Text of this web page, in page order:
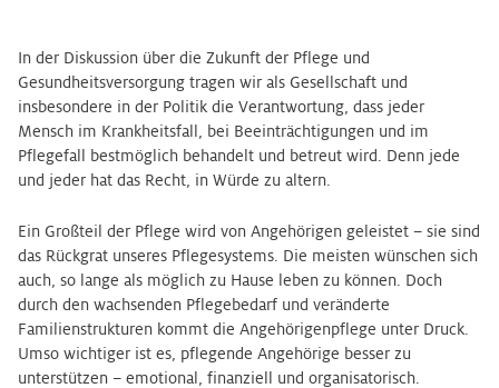
In der Diskussion über die Zukunft der Pflege und
Gesundheitsversorgung tragen wir als Gesellschaft und
insbesondere in der Politik die Verantwortung, dass jeder
Mensch im Krankheitsfall, bei Beeinträchtigungen und im
Pflegefall bestmöglich behandelt und betreut wird. Denn jede
und jeder hat das Recht, in Würde zu altern.
Ein Großteil der Pflege wird von Angehörigen geleistet – sie sind
das Rückgrat unseres Pflegesystems. Die meisten wünschen sich
auch, so lange als möglich zu Hause leben zu können. Doch
durch den wachsenden Pflegebedarf und veränderte
Familienstrukturen kommt die Angehörigenpflege unter Druck.
Umso wichtiger ist es, pflegende Angehörige besser zu
unterstützen – emotional, finanziell und organisatorisch.